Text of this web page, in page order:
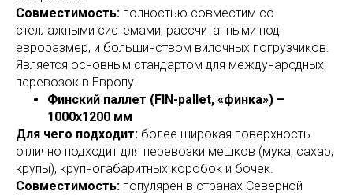
Совместимость: полностью совместим со
стеллажными системами, рассчитанными под
евроразмер, и большинством вилочных погрузчиков.
Является основным стандартом для международных
перевозок в Европу.
Финский паллет (FIN-pallet, «финка») –
1000x1200 мм
Для чего подходит: более широкая поверхность
отлично подходит для перевозки мешков (мука, сахар,
крупы), крупногабаритных коробок и бочек.
Совместимость: популярен в странах Северной